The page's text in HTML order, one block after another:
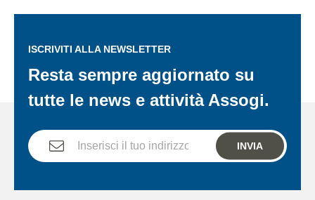
ISCRIVITI ALLA NEWSLETTER
Resta sempre aggiornato su
tutte le news e attività Assogi.
INVIA